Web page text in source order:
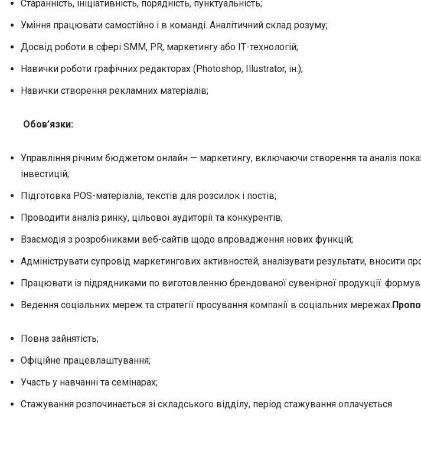
Старанність, ініціативність, порядність, пунктуальність;
Уміння працювати самостійно і в команді. Аналітичний склад розуму;
Досвід роботи в сфері SMM, PR, маркетингу або ІТ-технологій;
Навички роботи графічних редакторах (Photoshop, Illustrator, ін.);
Навички створення рекламних матеріалів;
Обов’язки:
Управління річним бюджетом онлайн — маркетингу, включаючи створення та аналіз
інвестицій;
Підготовка POS-матеріалів, текстів для розсилок і постів;
Проводити аналіз ринку, цільової аудиторії та конкурентів;
Взаємодія з розробниками веб-сайтів щодо впровадження нових функцій;
Адмініструвати супровід маркетингових активностей, аналізувати результати, вносити
Працювати із підрядниками по виготовленню брендованої сувенірної продукції:
Ведення соціальних мереж та стратегії просування компанії в соціальних мережах.
Повна зайнятість;
Офіційне працевлаштування;
Участь у навчанні та семінарах;
Стажування розпочинається зі складського відділу, період стажування оплачується